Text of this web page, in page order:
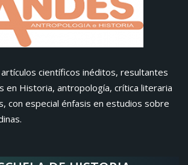
científicos inéditos, resultantes
en Historia, antropología, crítica literaria
con especial énfasis en estudios sobre